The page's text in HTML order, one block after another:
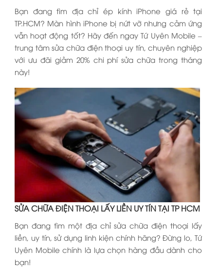
Bạn đang tìm địa chỉ ép kính iPhone giá rẻ tại
TP.HCM? Màn hình iPhone bị nứt vỡ nhưng cảm ứng
vẫn hoạt động tốt? Hãy đến ngay Tứ Uyên Mobile –
trung tâm sửa chữa điện thoại uy tín, chuyên nghiệp
với ưu đãi giảm 20% chi phí sửa chữa trong tháng
này!
SỬA CHỮA ĐIỆN THOẠI LẤY LIỀN UY TÍN TẠI TP HCM
Bạn đang tìm một địa chỉ sửa chữa điện thoại lấy
liền, uy tín, sử dụng linh kiện chính hãng? Đừng lo, Tứ
Uyên Mobile chính là lựa chọn hàng đầu dành cho
bạn!